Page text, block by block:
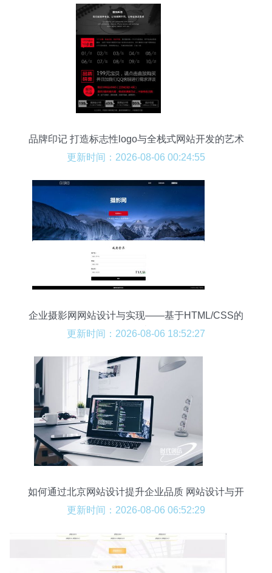
品牌印记 打造标志性logo与全栈式网站开发的艺术
更新时间：2026-08-06 00:24:55
企业摄影网网站设计与实现——基于HTML/CSS的
3页面网站开发
更新时间：2026-08-06 18:52:27
如何通过北京网站设计提升企业品质 网站设计与开
发的策略解析
更新时间：2026-08-06 06:52:29